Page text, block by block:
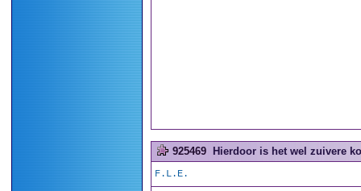
925469 Hierdoor is het wel zuivere
F.L.E.